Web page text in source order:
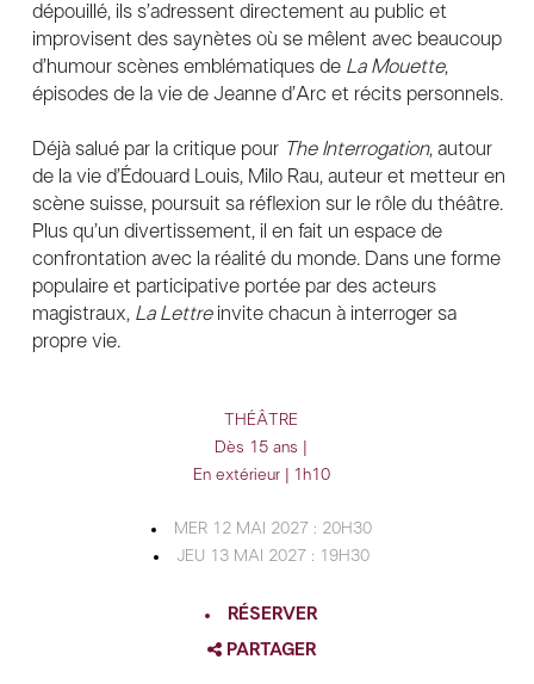
dépouillé, ils s’adressent directement au public et
improvisent des saynètes où se mêlent avec beaucoup
d’humour scènes emblématiques de La Mouette,
épisodes de la vie de Jeanne d’Arc et récits personnels.
Déjà salué par la critique pour The Interrogation, autour
de la vie d’Édouard Louis, Milo Rau, auteur et metteur en
scène suisse, poursuit sa réflexion sur le rôle du théâtre.
Plus qu’un divertissement, il en fait un espace de
confrontation avec la réalité du monde. Dans une forme
populaire et participative portée par des acteurs
magistraux, La Lettreinvite chacun à interroger sa
propre vie.
THÉÂTRE
Dès 15 ans |
En extérieur | 1h10
MER 12 MAI 2027 : 20H30
JEU 13 MAI 2027 : 19H30
RÉSERVER
PARTAGER